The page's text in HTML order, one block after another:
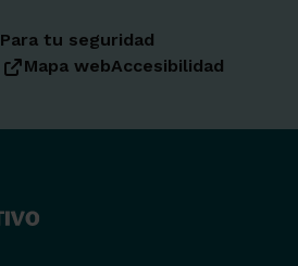
Para tu seguridad
Mapa webAccesibilidad